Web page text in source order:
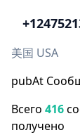
+1
美国 USA
pubAt
Всего 416
получено